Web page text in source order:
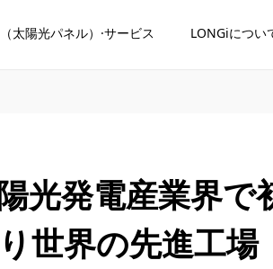
太陽光パネル）·サービス LONGiについ
光発電産業界
世界の先進工